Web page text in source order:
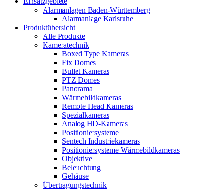
Alarmanlagen Baden-Württemberg
Alarmanlage Karlsruhe
Produktübersicht
Alle Produkte
Kameratechnik
Boxed Type Kameras
Fix Domes
Bullet Kameras
PTZ Domes
Panorama
Wärmebildkameras
Remote Head Kameras
Spezialkameras
Analog HD-Kameras
Positioniersysteme
Sentech Industriekameras
Positioniersysteme Wärmebildkameras
Objektive
Beleuchtung
Gehäuse
Übertragungstechnik